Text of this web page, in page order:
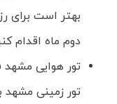
دوم ماه اقدام
تور هوایی مشهد
تور زمینی مشهد